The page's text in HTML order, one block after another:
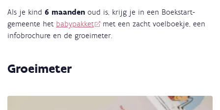
Als je kind 6 maanden oud is, krijg je in een Boekstart-
gemeente het babypakket
met een zacht voelboekje, een
infobrochure en de groeimeter.
Groeimeter